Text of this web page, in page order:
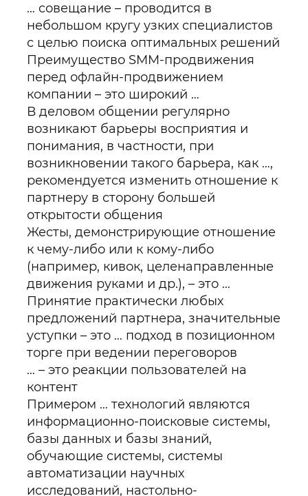
… совещание – проводится в
небольшом кругу узких специалистов
с целью поиска оптимальных решений
Преимущество SMM-продвижения
перед офлайн-продвижением
компании – это широкий …
В деловом общении регулярно
возникают барьеры восприятия и
понимания, в частности, при
возникновении такого барьера, как …,
рекомендуется изменить отношение к
партнеру в сторону большей
открытости общения
Жесты, демонстрирующие отношение
к чему-либо или к кому-либо
(например, кивок, целенаправленные
движения руками и др.), – это …
Принятие практически любых
предложений партнера, значительные
уступки – это … подход в позиционном
торге при ведении переговоров
… – это реакции пользователей на
контент
Примером … технологий являются
информационно-поисковые системы,
базы данных и базы знаний,
обучающие системы, системы
автоматизации научных
исследований, настольно-